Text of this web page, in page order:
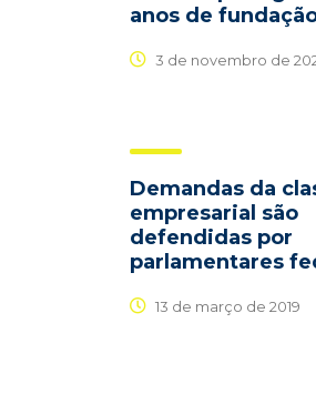
anos de
3 de novembro de
Demandas da
empresarial são
defendidas por
parlamentares
13 de março de 2019